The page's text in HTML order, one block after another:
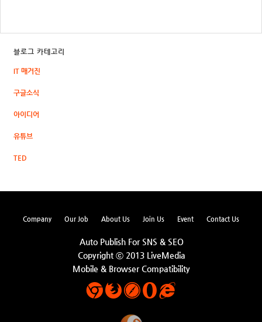
블로그 카테고리
IT 매거진
구글소식
아이디어
유튜브
TED
Company Our Job About Us Join Us Event Contact Us
Auto Publish For SNS & SEO
Copyright ⓒ 2013 LiveMedia
Mobile & Browser Compatibility